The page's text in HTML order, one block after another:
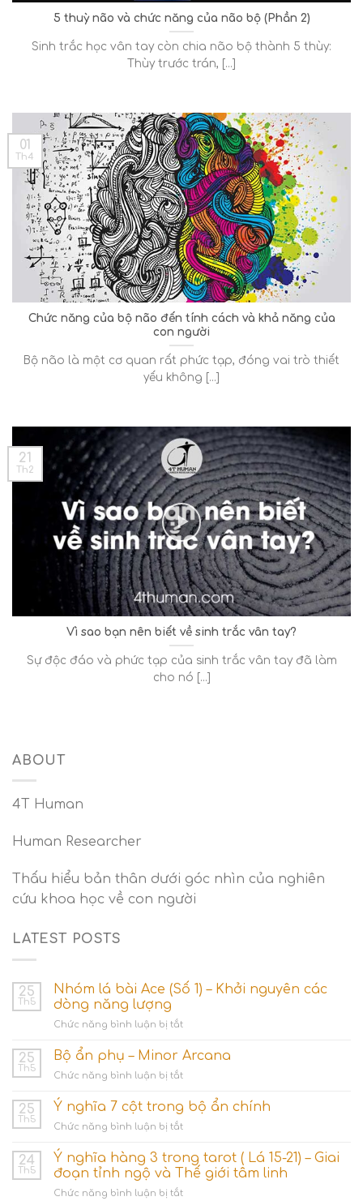
5 thuỳ não và chức năng của não bộ (Phần 2)
Sinh trắc học vân tay còn chia não bộ thành 5 thùy:
Thùy trước trán, [...]
Chức năng của bộ não đến tính cách và khả năng của
con người
Bộ não là một cơ quan rất phức tạp, đóng vai trò thiết
yếu không [...]
01
Th4
Vì sao bạn nên biết về sinh trắc vân tay?
Sự độc đáo và phức tạp của sinh trắc vân tay đã làm
cho nó [...]
21
Th2
ABOUT
4T Human
Human Researcher
Thấu hiểu bản thân dưới góc nhìn của nghiên
cứu khoa học về con người
LATEST POSTS
25
Th5
Nhóm lá bài Ace (Số 1) – Khởi nguyên các
dòng năng lượng
Chức năng bình luận bị tắtở
lá
Ace
1)
các
dòng
năng
25
Th5
Bộ ẩn phụ – Minor Arcana
Chức năng bình luận bị tắtở
ẩn
phụ
–
Arcana
25
Th5
Ý nghĩa 7 cột trong bộ ẩn chính
Chức năng bình luận bị tắtở
nghĩa
7
cột
trong
24
Th5
Ý nghĩa hàng 3 trong tarot ( Lá 15-21) – Giai
đoạn tỉnh ngộ và Thế giới tâm linh
Chức năng bình luận bị tắtở